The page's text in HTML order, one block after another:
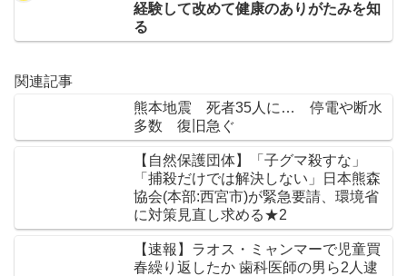
経験して改めて健康のありがたみを知
る
関連記事
熊本地震 死者35人に… 停電や断水
多数 復旧急ぐ
【自然保護団体】「子グマ殺すな」
「捕殺だけでは解決しない」日本熊森
協会(本部:西宮市)が緊急要請、環境省
に対策見直し求める★2
【速報】ラオス・ミャンマーで児童買
春繰り返したか 歯科医師の男ら2人逮